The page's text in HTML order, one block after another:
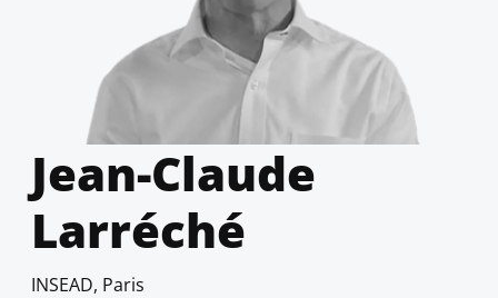
Jean-Claude
Larréché
INSEAD, Paris